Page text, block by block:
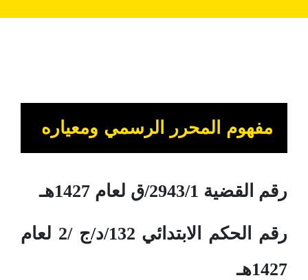
مفهوم المحرر الرسمي ومعياره
رقم القضية 2943/1/ق لعام 1427هـ
رقم الحكم الابتدائي 132/د/ج /2 لعام
1427هـ